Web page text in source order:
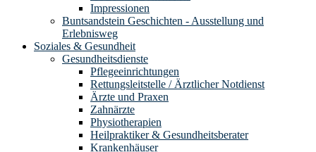
Impressionen
Buntsandstein Geschichten - Ausstellung und
Erlebnisweg
Soziales & Gesundheit
Gesundheitsdienste
Pflegeeinrichtungen
Rettungsleitstelle / Ärztlicher Notdienst
Ärzte und Praxen
Zahnärzte
Physiotherapien
Heilpraktiker & Gesundheitsberater
Krankenhäuser